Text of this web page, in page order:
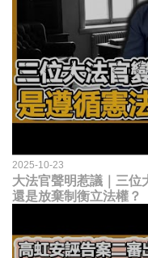
2025-10-23
大法官聲明惹議｜三位
還是放棄制衡立法權？